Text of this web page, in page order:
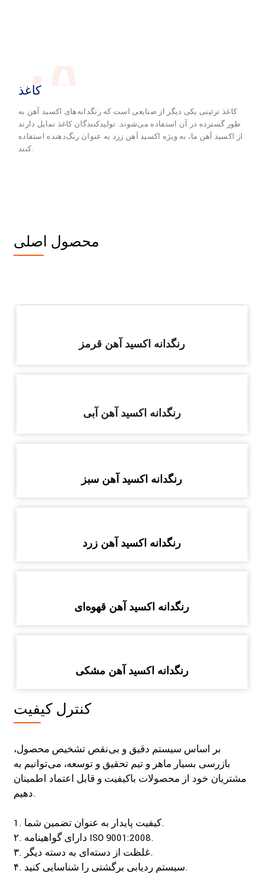
۰۵
کاغذ
کاغذ تزئینی یکی دیگر از صنایعی است که رنگدانه‌های اکسید آهن به
طور گسترده در آن استفاده می‌شوند. تولیدکنندگان کاغذ تمایل دارند
از اکسید آهن ما، به ویژه اکسید آهن زرد به عنوان رنگ‌دهنده استفاده
کنند.
محصول اصلی
رنگدانه اکسید آهن قرمز
رنگدانه اکسید آهن آبی
رنگدانه اکسید آهن سبز
رنگدانه اکسید آهن زرد
رنگدانه اکسید آهن قهوه‌ای
رنگدانه اکسید آهن مشکی
کنترل کیفیت
بر اساس سیستم دقیق و بی‌نقص تشخیص محصول،
بازرسی بسیار ماهر و تیم تحقیق و توسعه، می‌توانیم به
مشتریان خود از محصولات باکیفیت و قابل اعتماد اطمینان
دهیم.
1. کیفیت پایدار به عنوان تضمین شما.
۲. دارای گواهینامه ISO 9001:2008.
۳. غلظت از دسته‌ای به دسته دیگر.
۴. سیستم ردیابی برگشتی را شناسایی کنید.